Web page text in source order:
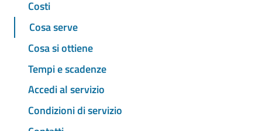
Costi
Cosa serve
Cosa si ottiene
Tempi e scadenze
Accedi al servizio
Condizioni di servizio